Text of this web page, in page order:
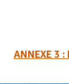
ANNEXE 3 :